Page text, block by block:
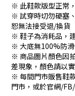
※ 此鞋款版型正常
※ 試穿時切勿硬塞
恕無法接受退/換貨
※ 鞋子為消耗品，
※ 大底無100%防
※ 商品圖片顏色因
差現象，顏色請以
※ 每間門市販售鞋
門市，或於官網/